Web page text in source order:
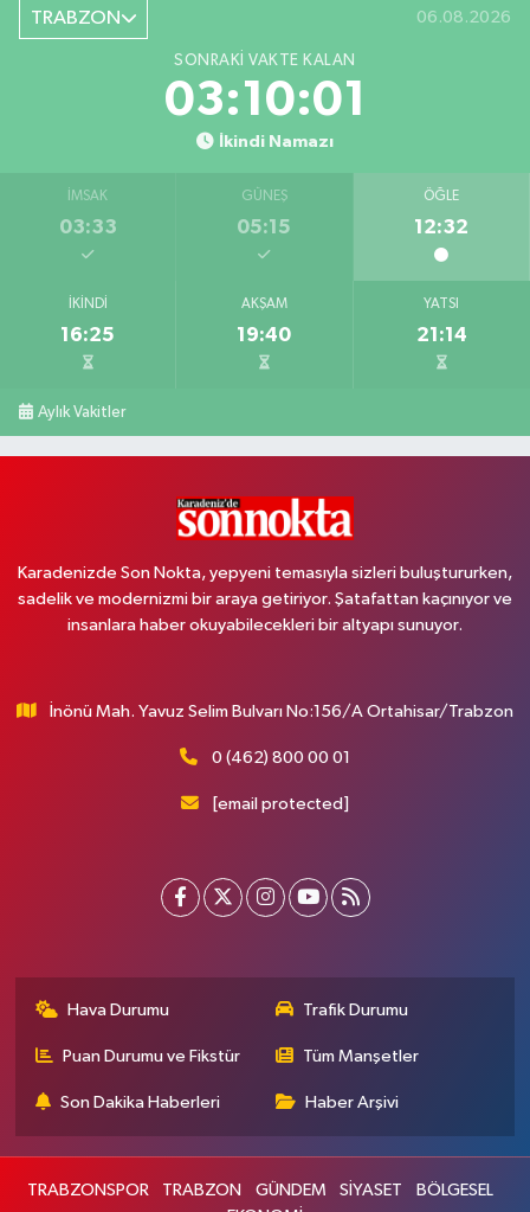
TRABZON 06.08.2026
SONRAKI VAKTE KALAN
03:10:01
İkindi Namazı
İMSAK
03:33
GÜNEŞ
05:15
ÖĞLE
12:32
İKINDI
16:25
AKŞAM
19:40
YATSI
21:14
Aylık Vakitler
Karadenizde Son Nokta, yepyeni temasıyla sizleri buluştururken,
sadelik ve modernizmi bir araya getiriyor. Şatafattan kaçınıyor ve
insanlara haber okuyabilecekleri bir altyapı sunuyor.
İnönü Mah. Yavuz Selim Bulvarı No:156/A Ortahisar/Trabzon
0 (462) 800 00 01
[email protected]
Hava Durumu Trafik Durumu
Puan Durumu ve Fikstür Tüm Manşetler
Son Dakika Haberleri Haber Arşivi
TRABZONSPOR TRABZON GÜNDEM SİYASET
BÖLGESEL